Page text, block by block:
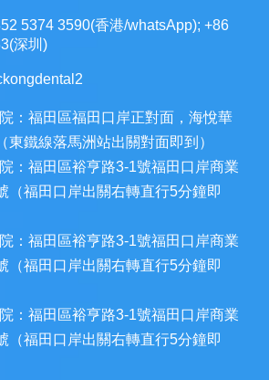
5374 3590(香港/whatsApp); +86
深圳)
：福田區福田口岸正對面，海悅華
東鐵線落馬洲站出關對面即到）
：福田區裕亨路3-1號福田口岸商業
（福田口岸出關右轉直行5分鐘即
：福田區裕亨路3-1號福田口岸商業
（福田口岸出關右轉直行5分鐘即
：福田區裕亨路3-1號福田口岸商業
（福田口岸出關右轉直行5分鐘即